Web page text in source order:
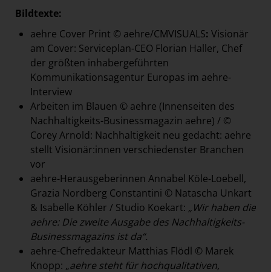
Bildtexte:
aehre Cover Print © aehre/CMVISUALS: Visionär
am Cover: Serviceplan-CEO Florian Haller, Chef
der größten inhabergeführten
Kommunikationsagentur Europas im aehre-
Interview
Arbeiten im Blauen © aehre (Innenseiten des
Nachhaltigkeits-Businessmagazin aehre) / ©
Corey Arnold: Nachhaltigkeit neu gedacht: aehre
stellt Visionär:innen verschiedenster Branchen
vor
aehre-Herausgeberinnen Annabel Köle-Loebell,
Grazia Nordberg Constantini © Natascha Unkart
& Isabelle Köhler / Studio Koekart: „Wir haben die
aehre: Die zweite Ausgabe des Nachhaltigkeits-
Businessmagazins ist da“.
aehre-Chefredakteur Matthias Flödl © Marek
Knopp: „aehre steht für hochqualitativen,